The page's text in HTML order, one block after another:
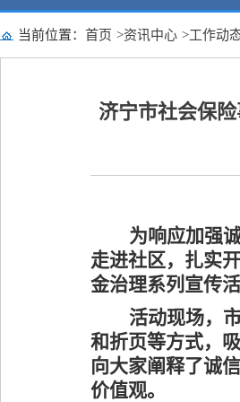
当前位置： 首页 >资讯中心 >工作动
济宁市社会保
为响应加强
走进社区， 扎实
金治理系列宣传活
活动现场，
和折页等方式，
向大家阐释了诚
价值观。